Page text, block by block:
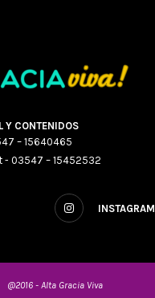
Y CONTENIDOS
– 15640465
- 03547 – 15452532
INSTAGRAM
@2016 - Alta Gracia Viva